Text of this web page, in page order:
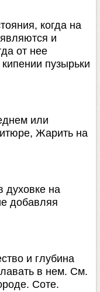
когда на
и
от нее
пузырьки
или
Жарить на
духовке на
добавляя
и глубина
в нем. См.
Соте.